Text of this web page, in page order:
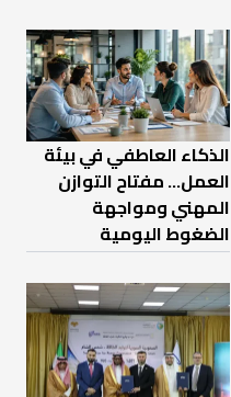
الذكاء العاطفي في بيئة
العمل… مفتاح التوازن
المهني ومواجهة
الضغوط اليومية